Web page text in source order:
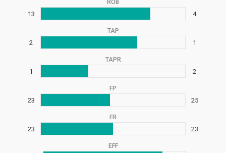
ROB
13 4
TAP
2 1
TAPR
1 2
FP
23 25
FR
23 23
EFF